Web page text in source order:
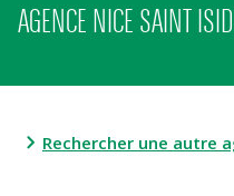
AGENCE NICE SAINT
Rechercher une autre